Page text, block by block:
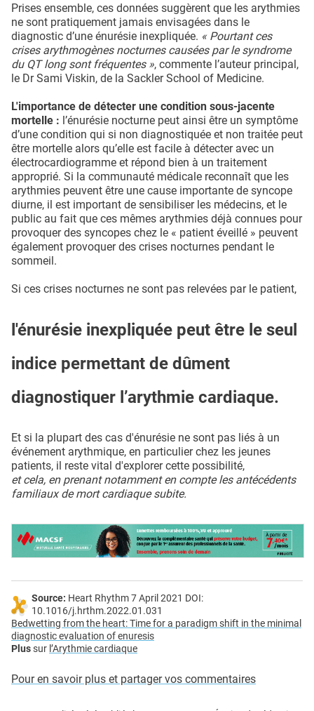
Prises ensemble, ces données suggèrent que les arythmies
ne sont pratiquement jamais envisagées dans le
diagnostic d’une énurésie inexpliquée. « Pourtant ces
crises arythmogènes nocturnes causées par le syndrome
du QT long sont fréquentes », commente l’auteur principal,
le Dr Sami Viskin, de la Sackler School of Medicine.
L'importance de détecter une condition sous-jacente
mortelle : l’énurésie nocturne peut ainsi être un symptôme
d’une condition qui si non diagnostiquée et non traitée peut
être mortelle alors qu’elle est facile à détecter avec un
électrocardiogramme et répond bien à un traitement
approprié. Si la communauté médicale reconnaît que les
arythmies peuvent être une cause importante de syncope
diurne, il est important de sensibiliser les médecins, et le
public au fait que ces mêmes arythmies déjà connues pour
provoquer des syncopes chez le « patient éveillé » peuvent
également provoquer des crises nocturnes pendant le
sommeil.
Si ces crises nocturnes ne sont pas relevées par le patient,
l'énurésie inexpliquée peut être le seul
indice permettant de dûment
diagnostiquer l’arythmie cardiaque.
Et si la plupart des cas d'énurésie ne sont pas liés à un
événement arythmique, en particulier chez les jeunes
patients, il reste vital d'explorer cette possibilité,
et cela, en prenant notamment en compte les antécédents
familiaux de mort cardiaque subite.
Source: Heart Rhythm 7 April 2021 DOI:
10.1016/j.hrthm.2022.01.031
Bedwetting from the heart: Time for a paradigm shift in the minimal
diagnostic evaluation of enuresis
Plussur l’Arythmie cardiaque
Pour en savoir plus et partager vos commentaires